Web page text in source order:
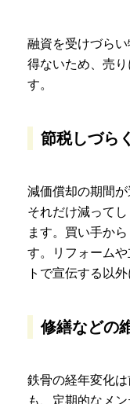
融資を受けづら
得ないため、売
す。
節税しづら
減価償却の期間
それだけ減って
ます。買い手か
す。リフォーム
トで宣伝する以
修繕などの
鉄骨の経年変化
も、定期的なメ